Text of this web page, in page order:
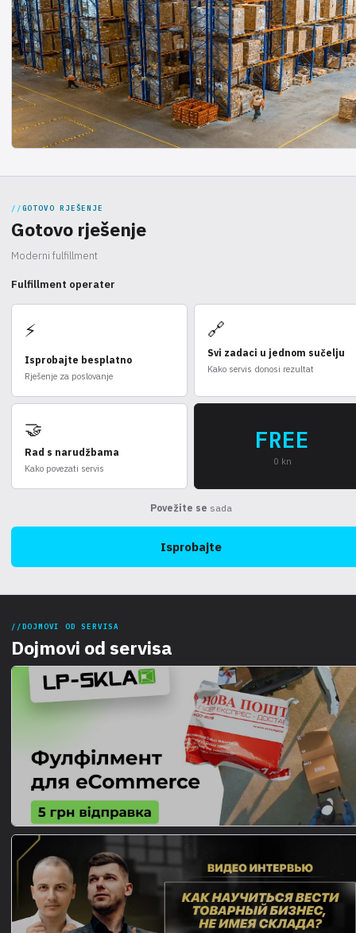
GOTOVO RJEŠENJE
Gotovo rješenje
Moderni fulfillment
Fulfillment operater
⚡
Isprobajte besplatno
Rješenje za poslovanje
🔗
Svi zadaci u jednom sučelju
Kako servis donosi rezultat
🤝
Rad s narudžbama
Kako povezati servis
FREE
0 kn
Povežite se sada
Isprobajte
DOJMOVI OD SERVISA
Dojmovi od servisa